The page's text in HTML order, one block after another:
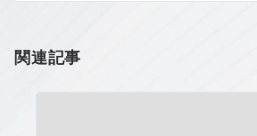
シ
ン
関連記事